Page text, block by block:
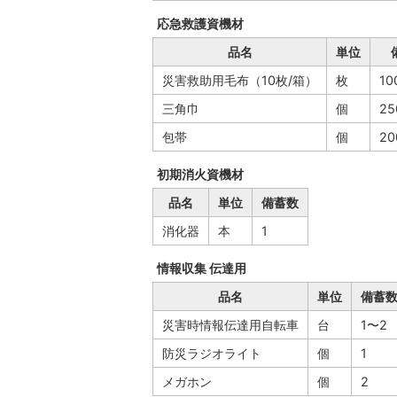
応急救護資機材
品名
単位
災害救助用毛布（10枚/箱）
枚
三角巾
個
包帯
個
初期消火資機材
品名
単位
備蓄数
消化器
本 1
情報収集 伝達用
品名
単位
備蓄数
災害時情報伝達用自転車
台
1〜2
防災ラジオライト
個
1
メガホン
個 2